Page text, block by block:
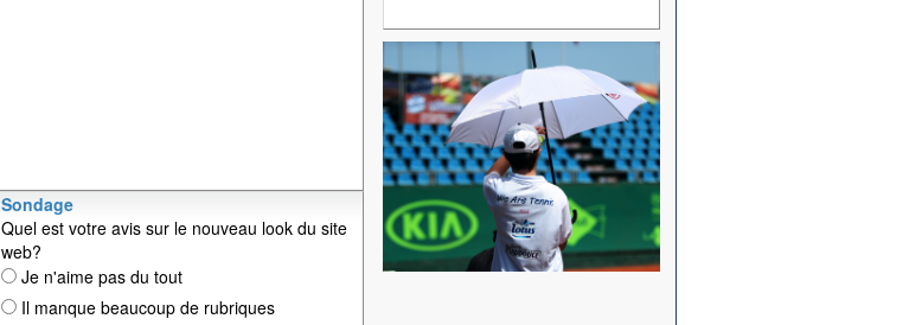
Sondage
Quel est votre avis sur le nouveau look du site
web?
Je n'aime pas du tout
Il manque beaucoup de rubriques